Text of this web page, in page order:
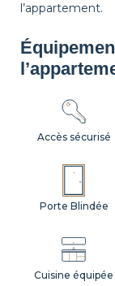
l’appartement.
Cuisine équipée
Accès sécurisé
Porte Blindée